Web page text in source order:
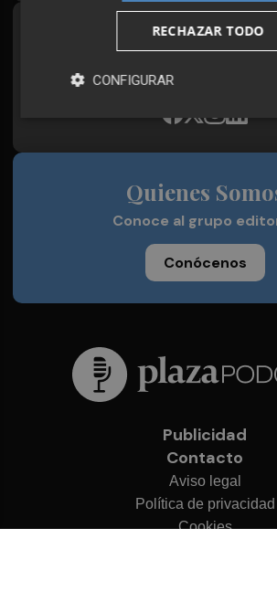
Síguenos en
Plaza Podcast, desde
Quienes
Conoce al grupo
Conócenos
Publicidad
Contacto
Aviso legal
Política de privacidad
Cookies
RECHAZAR TODO
CONFIGURAR